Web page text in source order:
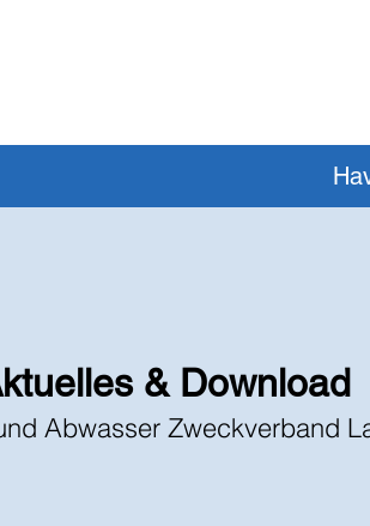
& Download
Abwasser Zweckverband